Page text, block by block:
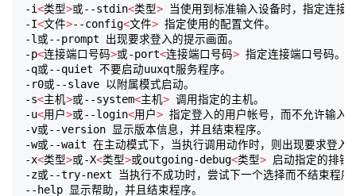
-i<类型>或--stdin<类型> 当使用到标准输入设备时，指定连接
-I<文件>--config<文件> 指定使用的配置文件。
-l或--prompt 出现要求登入的提示画面。
-p<连接端口号码>或-port<连接端口号码> 指定连接端口号码。
-q或--quiet 不要启动uuxqt服务程序。
-r0或--slave 以附属模式启动。
-s<主机>或--system<主机> 调用指定的主机。
-u<用户>或--login<用户> 指定登入的用户帐号，而不允许输入
-v或--version 显示版本信息，并且结束程序。
-w或--wait 在主动模式下，当执行调用动作时，则出现要求登入
-x<类型>或-X<类型>或outgoing-debug<类型> 启动指定的排错
-z或--try-next 当执行不成功时，尝试下一个选择而不结束程序